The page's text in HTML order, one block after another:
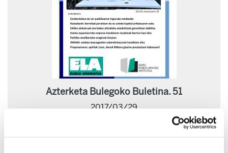
Azterketa Bulegoko Buletina. 51
2017/03/29